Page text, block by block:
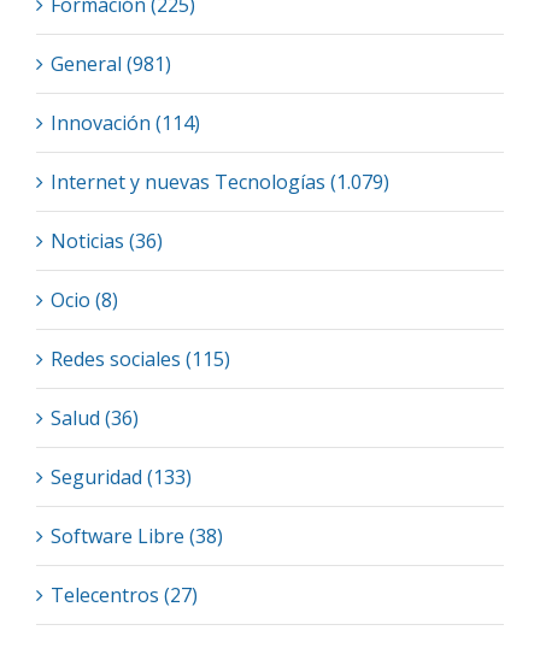
General (981)
Innovación (114)
Internet y nuevas Tecnologías (1.079)
Noticias (36)
Ocio (8)
Redes sociales (115)
Salud (36)
Seguridad (133)
Software Libre (38)
Telecentros (27)